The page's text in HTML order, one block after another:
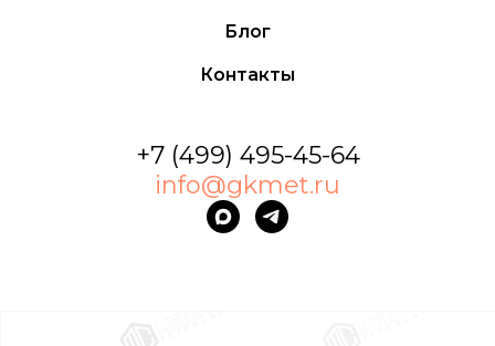
Блог
Контакты
+7 (499) 495-45-64
info@gkmet.ru